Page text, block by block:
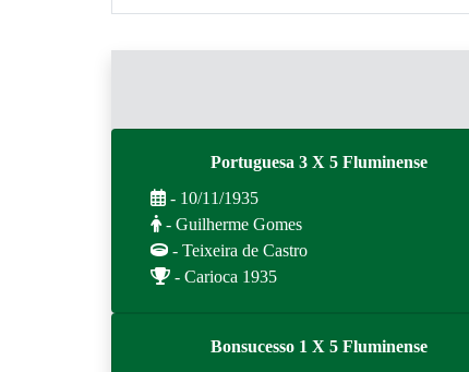
Portuguesa 3 X 5 Fluminense
- 10/11/1935
- Guilherme Gomes
- Teixeira de Castro
- Carioca 1935
Bonsucesso 1 X 5 Fluminense